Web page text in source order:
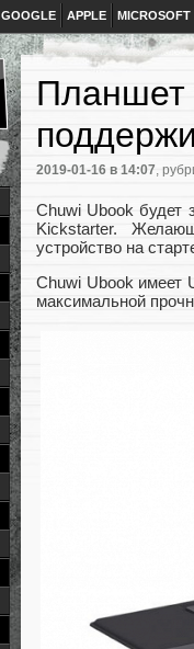
GOOGLE APPLE MICROSOFT
Планшет
2019-01-16 в 14:07,
Chuwi Ubook будет
Kickstarter.
устройство на
Chuwi Ubook имеет
максимальной